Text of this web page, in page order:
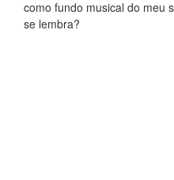
como fundo musical do meu
se lembra?